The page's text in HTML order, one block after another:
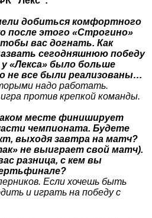
добиться комфортного
после этого «Строгино»
вас догнать. Как
сегодняшнюю победу
у «Лекса» было больше
не все были реализованы…
надо работать.
против крепкой команды.
месте финиширует
чемпионата. Будете
выходя завтра на матч?
не выиграет свой матч).
разница, с кем вы
Если хочешь быть
и играть на победу с